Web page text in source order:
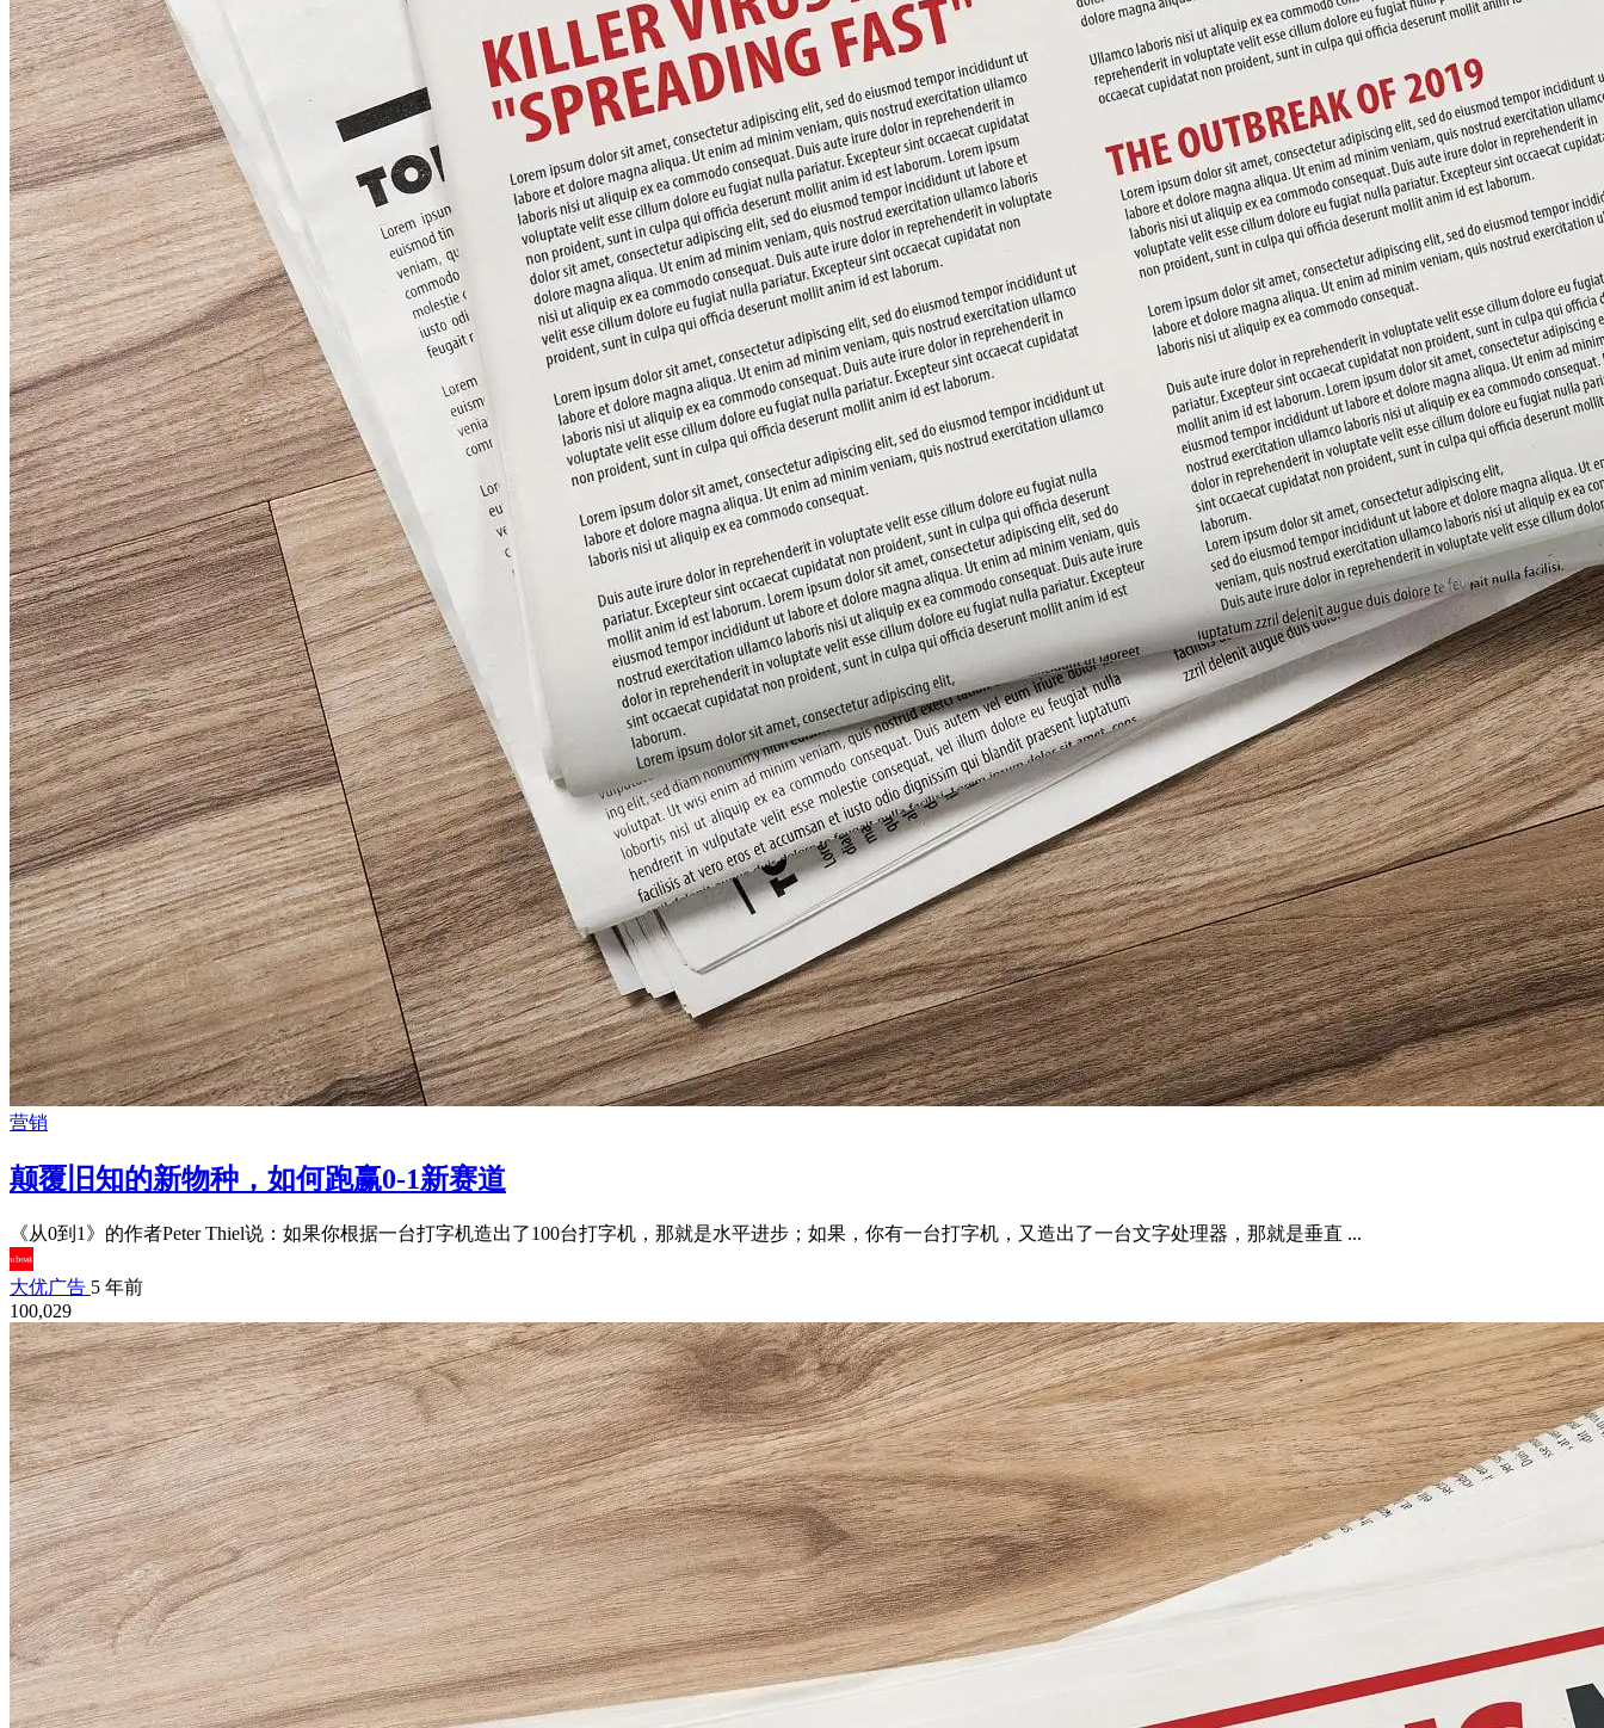
营销
颠覆旧知的新物种，如何跑赢0-1新赛道
《从0到1》的作者Peter Thiel说：如果你根据一台打字机造出了100台打字机，那就是水平进步；如果，你有一台打字机，又造出了一台文字处理器，那就是垂直 ...
大优广告 5 年前
100,029